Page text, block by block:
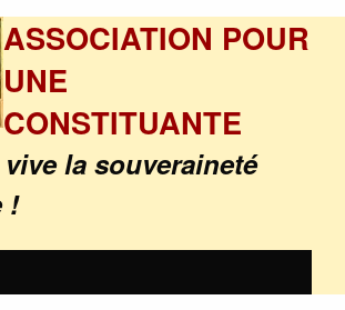
ASSOCIATION POUR
UNE
CONSTITUANTE
la souveraineté
!